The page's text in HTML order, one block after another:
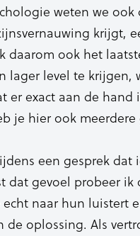
weten we
krijgt,
daarom ook het
lager level te krijgen,
er exact aan de hand
je hier ook
een gesprek
dat gevoel probeer
naar hun luistert
de oplossing. Als